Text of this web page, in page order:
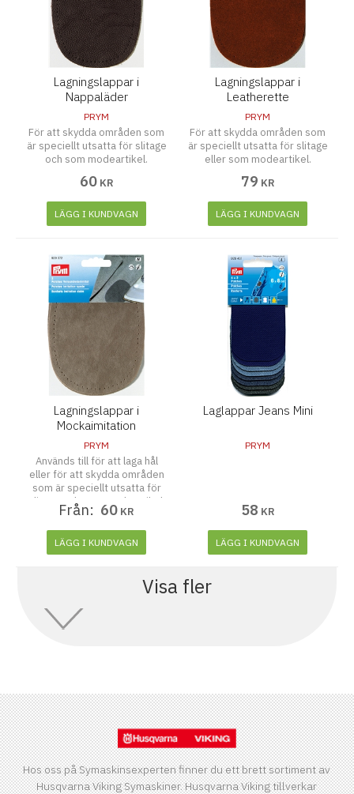
Lagningslappar i
Nappaläder
PRYM
För att skydda områden som
är speciellt utsatta för slitage
och som modeartikel.
60 KR
LÄGG I KUNDVAGN
Lagningslappar i
Leatherette
PRYM
För att skydda områden som
är speciellt utsatta för slitage
eller som modeartikel.
79 KR
LÄGG I KUNDVAGN
Lagningslappar i
Mockaimitation
PRYM
Används till för att laga hål
eller för att skydda områden
som är speciellt utsatta för
slitage och som modeartikel.
14 x 10 cm, 2 st.
Från: 60 KR
LÄGG I KUNDVAGN
Laglappar Jeans Mini
PRYM
58 KR
LÄGG I KUNDVAGN
Visa fler
Hos oss på Symaskinsexperten finner du ett brett sortiment av
Husqvarna Viking Symaskiner. Husqvarna Viking tillverkar